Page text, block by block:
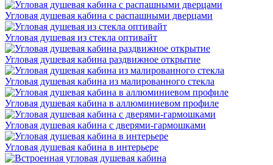
Угловая душевая кабина с распашными дверцами
Угловая душевая из стекла оптивайт
Угловая душевая кабина раздвижное открытие
Угловая душевая кабина из малированного стекла
Угловая душевая кабина в аллюминиевом профиле
Угловая душевая кабина с дверями-гармошками
Угловая душевая кабина в интерьере